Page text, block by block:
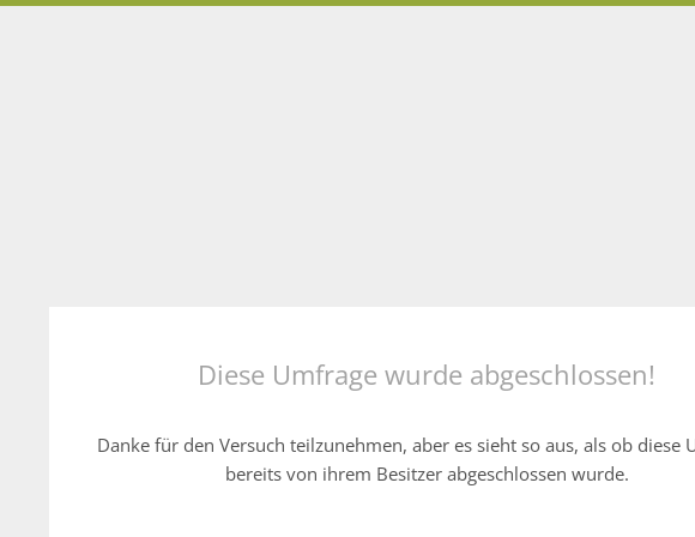
Diese Umfrage wurde abgeschlossen!
Danke für den Versuch teilzunehmen, aber es sieht so aus, als ob diese
bereits von ihrem Besitzer abgeschlossen wurde.